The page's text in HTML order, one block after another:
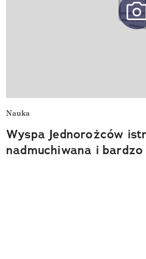
Nauka
Wyspa Jednorożców
nadmuchiwana i